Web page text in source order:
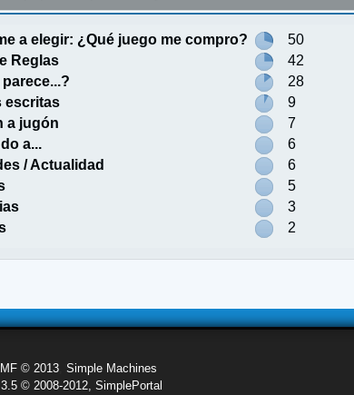
a elegir: ¿Qué juego me compro?
50
Reglas
42
28
escritas
9
a jugón
7
a...
6
/ Actualidad
6
5
3
2
© 2013 ,Simple Machines
© 2008-2012, SimplePortal